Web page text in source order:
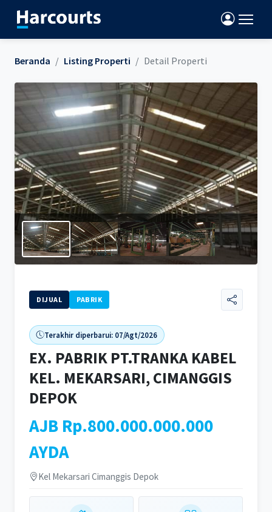
Beranda Listing Properti Detail Properti
DIJUAL PABRIK
Terakhir diperbarui: 07/Agt/2026
EX. PABRIK PT.TRANKA KABEL
KEL. MEKARSARI, CIMANGGIS
DEPOK
AJB Rp.800.000.000.000
AYDA
Kel Mekarsari Cimanggis Depok